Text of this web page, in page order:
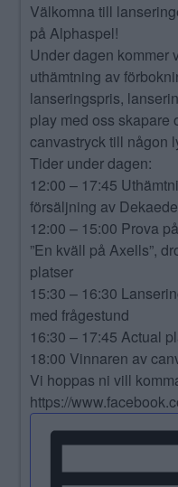
Välkomna till
på Alphaspel!
Under dagen kommer
uthämtning av
lanseringspris,
play med oss skapare
canvastryck till någon
Tider under dagen:
12:00 – 17:45
försäljning av
12:00 – 15:00 Prova
”En kväll på Axells”,
platser
15:30 – 16:30
med frågestund
16:30 – 17:45 Actual
18:00 Vinnaren av
Vi hoppas ni vill
https://